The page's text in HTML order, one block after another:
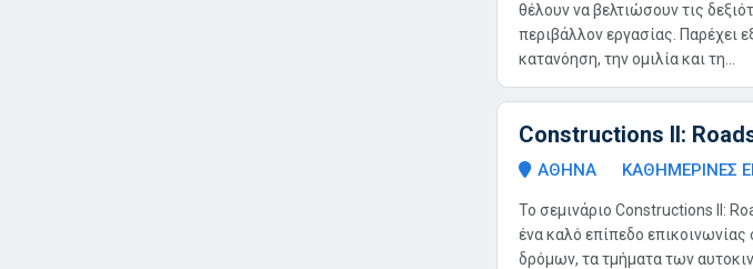
θέλουν να βελτιώσουν τις
περιβάλλον εργασίας. Παρέχει
κατανόηση, την ομιλία και τη...
Constructions II:
ΑΘΗΝΑ ΚΑΘΗΜΕΡΙΝΕΣ
Το σεμινάριο Constructions II:
ένα καλό επίπεδο
δρόμων, τα τμήματα των